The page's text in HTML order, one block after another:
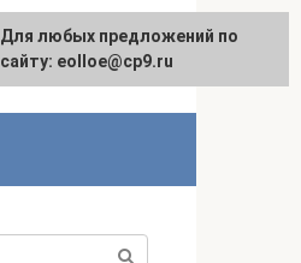
Для любых предложений по
сайту: eolloe@cp9.ru